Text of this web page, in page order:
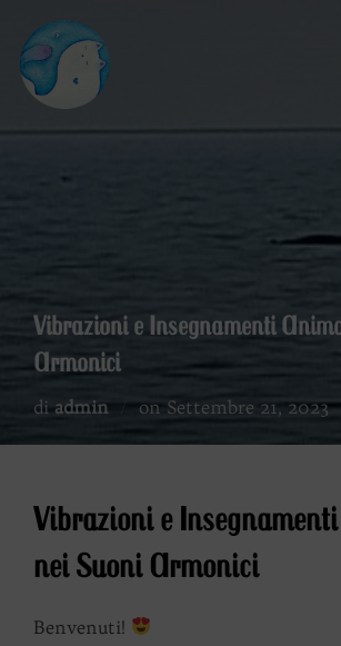
contenuto
Vibrazioni e Insegnamenti
Armonici
di admin on Pubblicato
Settembre 21, 2023
Vibrazioni e
nei Suoni Armonici
Benvenuti!